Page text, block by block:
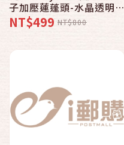
子加壓蓮蓬頭-水晶透明系
〈8ST水晶藍x1 香精x3
花形環x1〉
NT$499 NT$800